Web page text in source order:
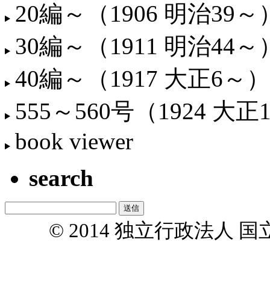
20編～（1906 明治39～
30編～（1911 明治44～
40編～（1917 大正6～）
555～560号（1924 大正
book viewer
search
© 2014 独立行政法人 国